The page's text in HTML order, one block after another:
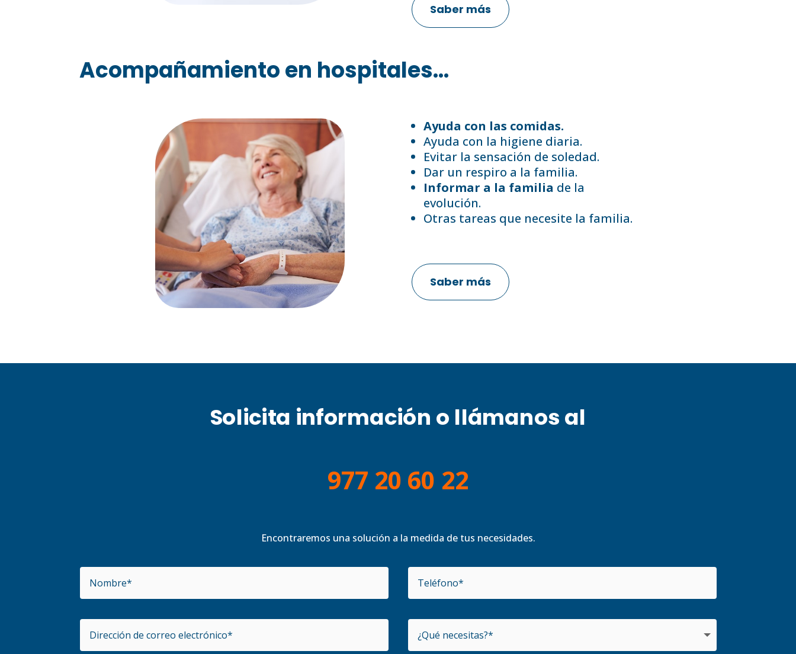
Saber más
Acompañamiento en hospitales...
Ayuda con las comidas.
Ayuda con la higiene diaria.
Evitar la sensación de soledad.
Dar un respiro a la familia.
Informar a la familia de la
evolución.
Otras tareas que necesite la familia.
Saber más
Solicita información o llámanos al
977 20 60 22
Encontraremos una solución a la medida de tus necesidades.